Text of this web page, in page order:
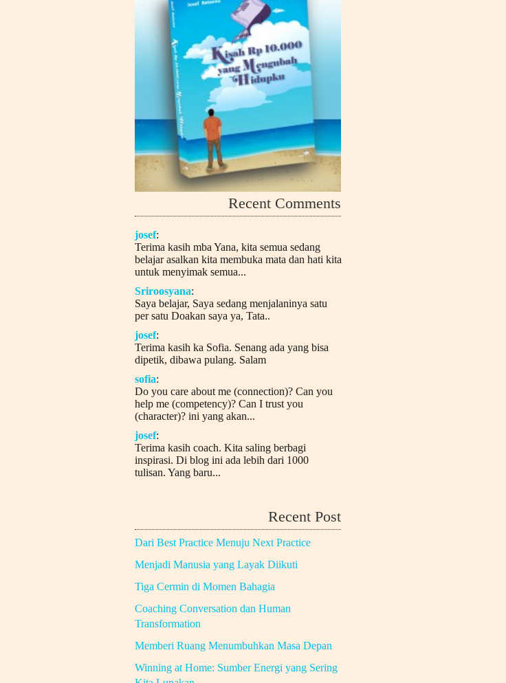
Recent Comments
josef:
Terima kasih mba Yana, kita semua sedang
belajar asalkan kita membuka mata dan hati kita
untuk menyimak semua...
Sriroosyana:
Saya belajar, Saya sedang menjalaninya satu
per satu Doakan saya ya, Tata..
josef:
Terima kasih ka Sofia. Senang ada yang bisa
dipetik, dibawa pulang. Salam
sofia:
Do you care about me (connection)? Can you
help me (competency)? Can I trust you
(character)? ini yang akan...
josef:
Terima kasih coach. Kita saling berbagi
inspirasi. Di blog ini ada lebih dari 1000
tulisan. Yang baru...
Recent Post
Dari Best Practice Menuju Next Practice
Menjadi Manusia yang Layak Diikuti
Tiga Cermin di Momen Bahagia
Coaching Conversation dan Human
Transformation
Memberi Ruang Menumbuhkan Masa Depan
Winning at Home: Sumber Energi yang Sering